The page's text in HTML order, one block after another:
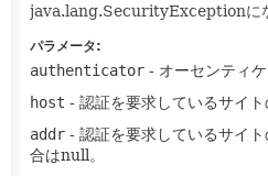
java.lang.SecurityExceptionにな
パラメータ:
authenticator - オーセンティ
host - 認証を要求しているサイト
addr - 認証を要求しているサイ
合はnull。